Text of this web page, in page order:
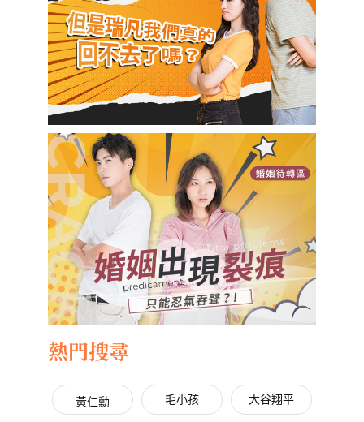
熱門搜尋
黃仁勳 毛小孩 大谷翔平